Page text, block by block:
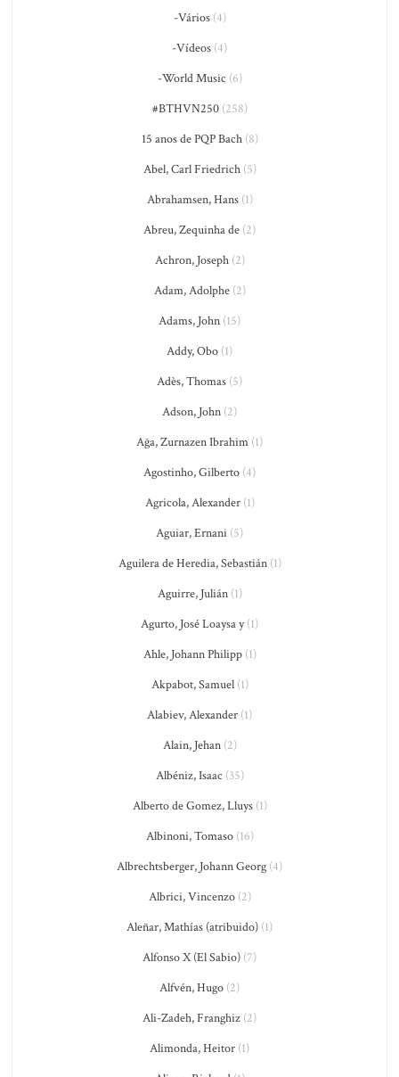
-Vários(4)
-Vídeos (4)
-World Music (6)
#BTHVN250(258)
15 anos de PQP Bach(8)
Abel, Carl Friedrich(5)
Abrahamsen, Hans(1)
Abreu, Zequinha de (2)
Achron, Joseph(2)
Adam, Adolphe(2)
Adams, John (15)
Addy, Obo (1)
Adès, Thomas (5)
Adson, John (2)
Ağa, Zurnazen Ibrahim (1)
Agostinho, Gilberto (4)
Agricola, Alexander(1)
Aguiar, Ernani (5)
Aguilera de Heredia, Sebastián(1)
Aguirre, Julián(1)
Agurto, José Loaysa y(1)
Ahle, Johann Philipp(1)
Akpabot, Samuel(1)
Alabiev, Alexander (1)
Alain, Jehan(2)
Albéniz, Isaac (35)
Alberto de Gomez, Lluys(1)
Albinoni, Tomaso(16)
Albrechtsberger, Johann Georg (4)
Albrici, Vincenzo(2)
Aleñar, Mathías (atribuido) (1)
Alfonso X (El Sabio) (7)
Alfvén, Hugo (2)
Ali-Zadeh, Franghiz (2)
Alimonda, Heitor (1)